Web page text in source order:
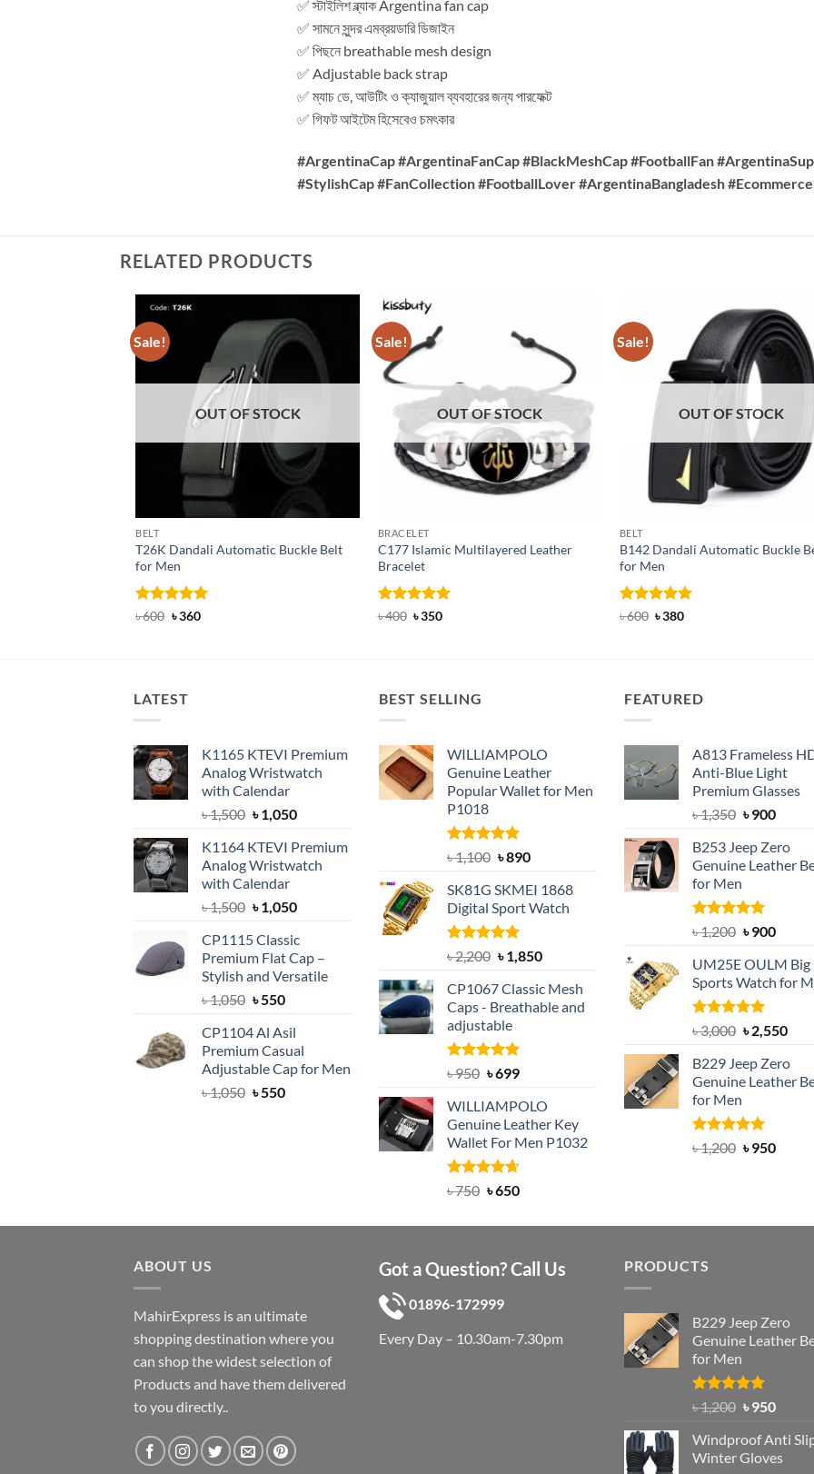
✅ স্টাইলিশ ব্ল্যাক Argentina fan cap
✅ সামনে সুন্দর এমব্রয়ডারি ডিজাইন
✅ পিছনে breathable mesh design
✅ Adjustable back strap
✅ ম্যাচ ডে, আউটিং ও ক্যাজুয়াল ব্যবহারের জন্য পারফেক্ট
✅ গিফট আইটেম হিসেবেও চমৎকার
#ArgentinaCap #ArgentinaFanCap #BlackMeshCap #FootballFan
#StylishCap #FanCollection #FootballLover #ArgentinaBangladesh
RELATED PRODUCTS
Sale!
OUT OF STOCK
BELT
T26K Dandali Automatic Buckle Belt
for Men
Rated5
৳600 Original
৳360Current
Sale!
OUT OF STOCK
BRACELET
C177 Islamic Multilayered Leather
Bracelet
Rated5
৳400 Original
৳350Current
Sale!
OUT OF STOCK
BELT
B142 Dandali Automatic Buckle
for Men
Rated4.92
৳600 Original
৳380Current
LATEST
K1165 KTEVI Premium
Analog Wristwatch
with Calendar
৳1,500 Original
was:
৳ 1,500.
৳1,050Current
is:
৳ 1,050.
K1164 KTEVI Premium
Analog Wristwatch
with Calendar
৳1,500 Original
was:
৳ 1,500.
৳1,050Current
is:
৳ 1,050.
CP1115 Classic
Premium Flat Cap –
Stylish and Versatile
৳1,050 Original
was:
৳ 1,050.
৳550Current
is:
৳ 550.
CP1104 Al Asil
Premium Casual
Adjustable Cap for Men
৳1,050 Original
৳550Current
BEST SELLING
WILLIAMPOLO
Genuine Leather
Popular Wallet for Men
P1018
Rated5.00
out of 5
৳1,100 Original
was:
৳ 1,100.
৳890Current
is:
৳ 890.
SK81G SKMEI 1868
Digital Sport Watch
Rated5.00
out of 5
৳2,200 Original
was:
৳ 2,200.
৳1,850Current
is:
৳ 1,850.
CP1067 Classic Mesh
Caps - Breathable and
adjustable
Rated5.00
৳950 Original
was:
৳ 950.
৳699Current
is:
৳ 699.
WILLIAMPOLO
Genuine Leather Key
Wallet For Men P1032
Rated4.63
৳750 Original
was:
৳650Current
is:
FEATURED
A813 Frameless
Anti-Blue Light
Premium Glasses
৳1,350 Original
was:
৳ 1,350.
৳900
is:
৳ 900.
B253 Jeep Zero
Genuine Leather
for Men
Rated5.00
out of 5
৳1,200 Original
was:
৳ 1,200.
৳900
is:
৳ 900.
UM25E OULM Big
Sports Watch for
Rated5.00
out of 5
৳3,000 Original
was:
৳ 3,000.
৳2,550
is:
৳
B229 Jeep Zero
Genuine Leather
for Men
Rated4.92
out of 5
৳1,200 Original
৳950
ABOUT US
MahirExpress is an ultimate
shopping destination where you
can shop the widest selection of
Products and have them delivered
to you directly..
Got a Question? Call Us
01896-172999
Every Day – 10.30am-7.30pm
PRODUCTS
B229 Jeep Zero
Genuine Leather
for Men
Rated4.92
out of 5
৳1,200 Original
was:
৳ 1,200.
৳950
is:
৳ 950.
Windproof Anti
Winter Gloves